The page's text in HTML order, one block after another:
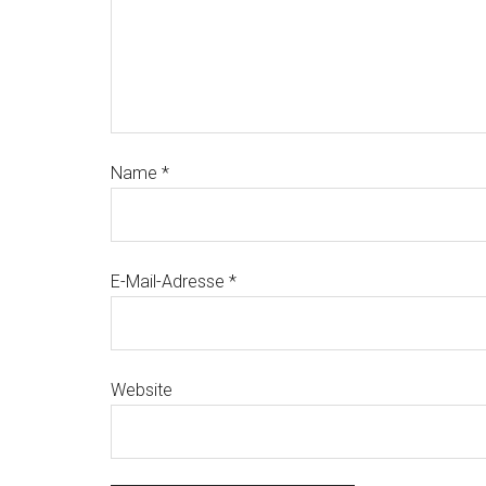
Name *
E-Mail-Adresse *
Website